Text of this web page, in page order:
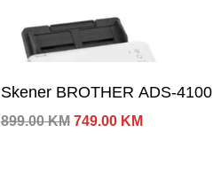
Skener BROTHER ADS-4100
899.00KM Izvorna
749.00 KMTrenutna